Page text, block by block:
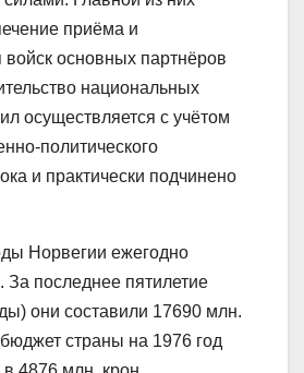
приёма и
основных партнёров
национальных
осуществляется с учётом
политического
и практически подчинено
Норвегии ежегодно
За последнее пятилетие
они составили 17690 млн.
страны на 1976 год